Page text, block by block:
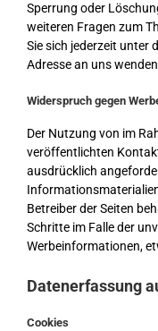
Sperrung oder
weiteren Fragen zum
Sie sich jederzeit unter
Adresse an uns
Widerspruch gegen
Der Nutzung von im
veröffentlichten
ausdrücklich
Betreiber der Seiten
Schritte im Falle der
Werbeinformationen,
Datenerfassung
Cookies